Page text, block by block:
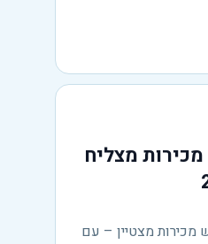
מצליח
איש מכירות מצטיין – עם